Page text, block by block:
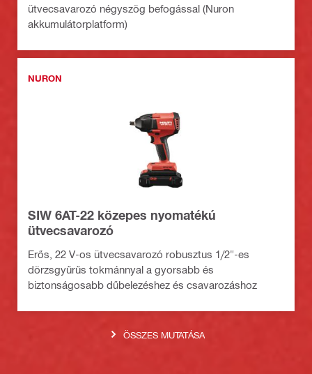
ütvecsavarozó négyszög befogással (Nuron
akkumulátorplatform)
NURON
SIW 6AT-22 közepes nyomatékú
ütvecsavarozó
Erős, 22 V-os ütvecsavarozó robusztus 1/2"-es
dörzsgyűrűs tokmánnyal a gyorsabb és
biztonságosabb dűbelezéshez és csavarozáshoz
ÖSSZES MUTATÁSA